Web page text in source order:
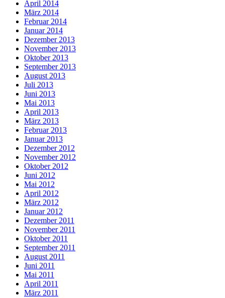
April 2014
März 2014
Februar 2014
Januar 2014
Dezember 2013
November 2013
Oktober 2013
September 2013
August 2013
Juli 2013
Juni 2013
Mai 2013
April 2013
März 2013
Februar 2013
Januar 2013
Dezember 2012
November 2012
Oktober 2012
Juni 2012
Mai 2012
April 2012
März 2012
Januar 2012
Dezember 2011
November 2011
Oktober 2011
September 2011
August 2011
Juni 2011
Mai 2011
April 2011
März 2011